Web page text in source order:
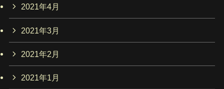
2021年4月
2021年3月
2021年2月
2021年1月